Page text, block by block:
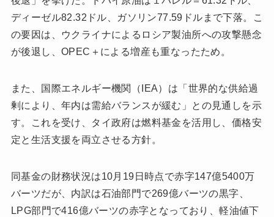
ディーゼル82.32ドル、ガソリン77.59ドルまで下落。こ
の要因は、ウクライナによるロシア製油所への攻撃懸念
が後退し、OPEC＋による増産も重なったため。
また、国際エネルギー機関（IEA）は「世界的な供給過
剰により、年内は需給バランスが緩む」との見通しを示
す。これを受け、タイ政府は燃料基金を活用し、価格安
定と生活支援を両立させる方針。
同基金の財務状況は10月19日時点で赤字147億5400万
バーツだが、内訳は石油部門で269億バーツの黒字、
LPG部門で416億バーツの赤字となっており、軽油値下